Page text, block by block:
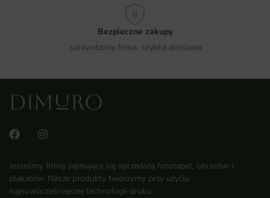
Bezpieczne zakupy
sprawdzona firma, szybka dostawa
Jesteśmy firmą zajmującą się sprzedażą fototapet, obrazów i
plakatów. Nasze produkty tworzymy przy użyciu
najnowocześniejszej technologii druku.